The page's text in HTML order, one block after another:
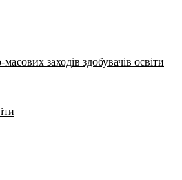
заходів здобувачів освіти